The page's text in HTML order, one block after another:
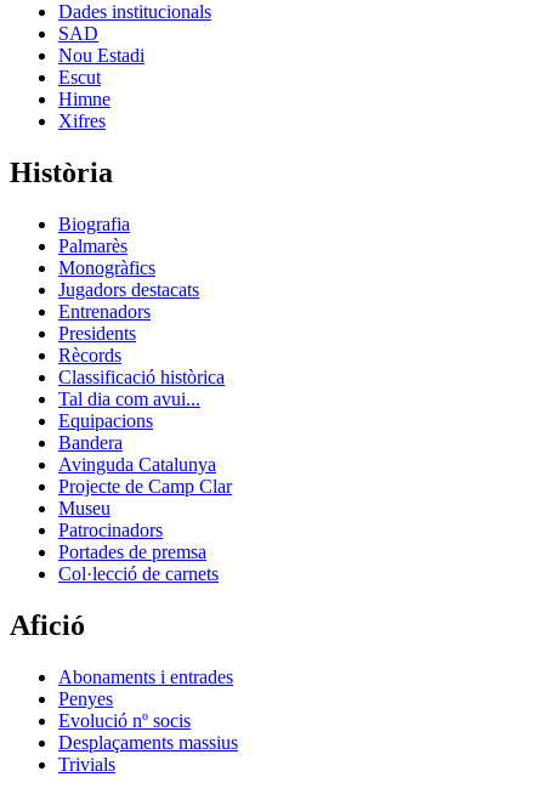
Dades institucionals
SAD
Nou Estadi
Escut
Himne
Xifres
Història
Biografia
Palmarès
Monogràfics
Jugadors destacats
Entrenadors
Presidents
Rècords
Classificació històrica
Tal dia com avui...
Equipacions
Bandera
Avinguda Catalunya
Projecte de Camp Clar
Museu
Patrocinadors
Portades de premsa
Col·lecció de carnets
Afició
Abonaments i entrades
Penyes
Evolució nº socis
Desplaçaments massius
Trivials